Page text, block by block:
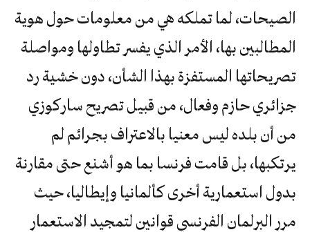
الصيحات، لما تملكه هي من معلومات حول هوية
المطالبين بها، الأمر الذي يفسر تطاولها ومواصلة
تصريحاتها المستفزة بهذا الشأن، دون خشية رد
جزائري حازم وفعال، من قبيل تصريح ساركوزي
من أن بلده ليس معنيا بالاعتراف بجرائم لم
يرتكبها، بل قامت فرنسا بما هو أشنع حتى مقارنة
بدول استعمارية أخرى كألمانيا وإيطاليا، حيث
مرر البرلمان الفرنسي قوانين لتمجيد الاستعمار